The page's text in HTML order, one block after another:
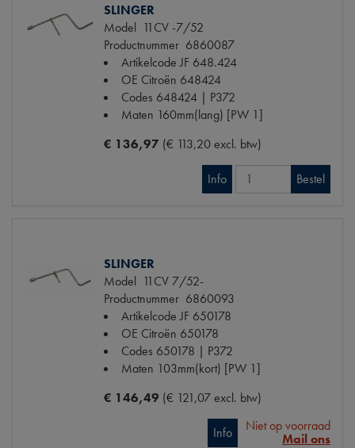
SLINGER
Model 11CV -7/52
Productnummer 6860087
Artikelcode JF 648.424
OE Citroën 648424
Codes 648424 | P372
Maten 160mm(lang) [PW 1]
€ 136,97 (€ 113,20 excl. btw)
Info Bestel
SLINGER
Model 11CV 7/52-
Productnummer 6860093
Artikelcode JF 650178
OE Citroën 650178
Codes 650178 | P372
Maten 103mm(kort) [PW 1]
€ 146,49 (€ 121,07 excl. btw)
Info
Niet op voorraad
Mail ons